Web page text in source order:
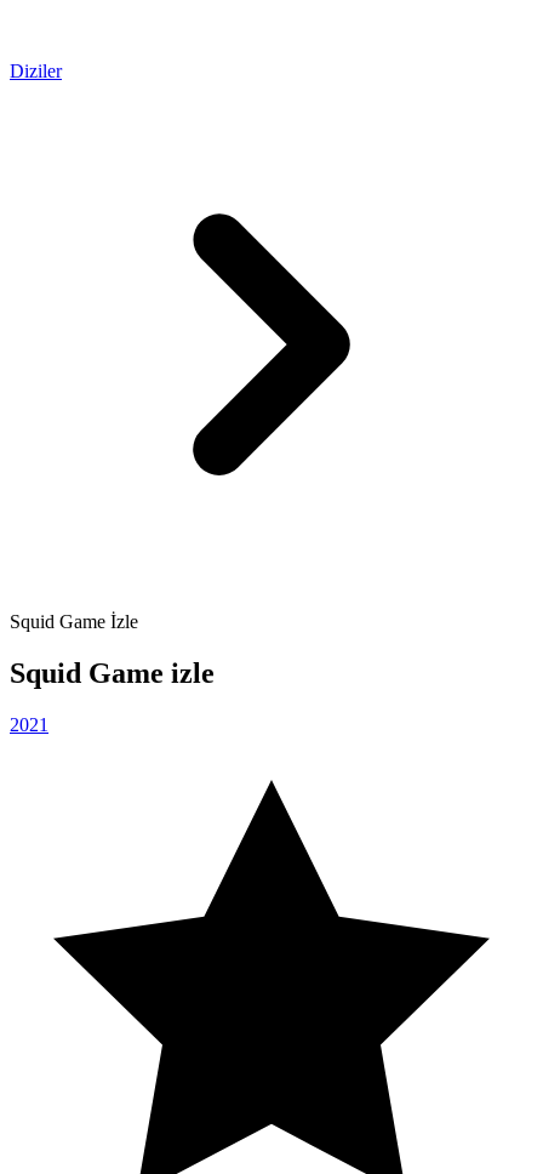
Diziler
Squid Game İzle
Squid Game izle
2021